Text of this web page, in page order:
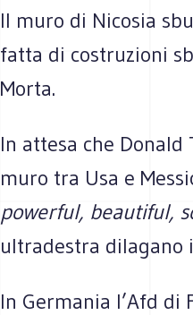
Il muro di Nicosia
fatta di costruzioni
Morta.
In attesa che
muro tra Usa e
powerful, beautiful,
ultradestra dilagano
In Germania l’Afd di